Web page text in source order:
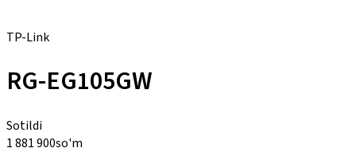
TP-Link
RG-EG105GW
Sotildi
1 881 900so'm